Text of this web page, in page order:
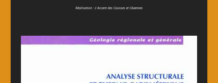
Réalisation : L'Accent des Causses et Cévennes